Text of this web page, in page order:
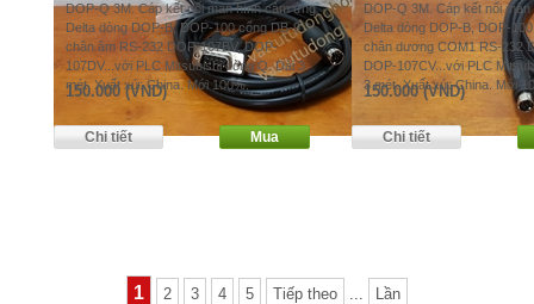
DOP-Q 3M. Cáp kết nối màn hình cảm ứng
Delta dòng DOP-B, DOP-100 cổng DB-9
chân âm RS-232 DOP-107BV, DOP-
107DV...với PLC Mitsubishi dòng Q. Dài 3
mét. Xuất xứ: China. Mới 100%.
150.000 (VND)
DOP-Q 3M. Cáp kết nối
Delta dòng DOP-B, DOP-
chân dương COM1 RS-232
DOP-107CV...với PLC
3 mét. Xuất xứ: China. Mới
150.000 (VND)
1 2 3 4 5 Tiếp theo ... Lần